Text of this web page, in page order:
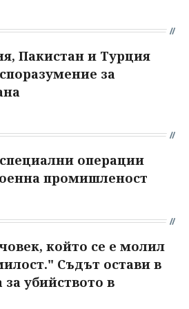
Пакистан и Турция
за
операции
промишленост
който се е молил
Съдът остави в
убийството в